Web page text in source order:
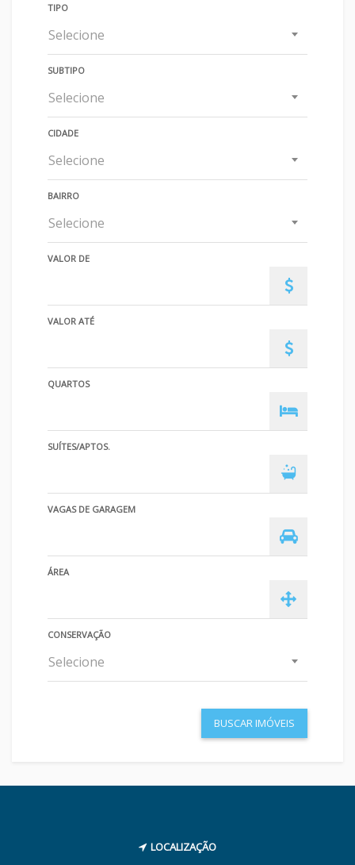
TIPO
Selecione
SUBTIPO
Selecione
CIDADE
Selecione
BAIRRO
Selecione
VALOR DE
VALOR ATÉ
QUARTOS
SUÍTES/APTOS.
VAGAS DE GARAGEM
ÁREA
CONSERVAÇÃO
Selecione
BUSCAR IMÓVEIS
LOCALIZAÇÃO